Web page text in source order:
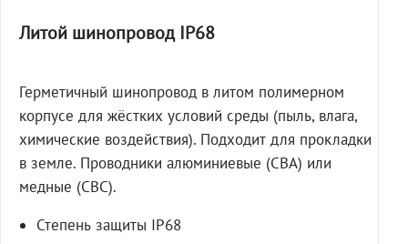
Литой шинопровод IP68
Герметичный шинопровод в литом полимерном
корпусе для жёстких условий среды (пыль, влага,
химические воздействия). Подходит для прокладки
в земле. Проводники алюминиевые (СВА) или
медные (СВС).
Степень защиты IP68